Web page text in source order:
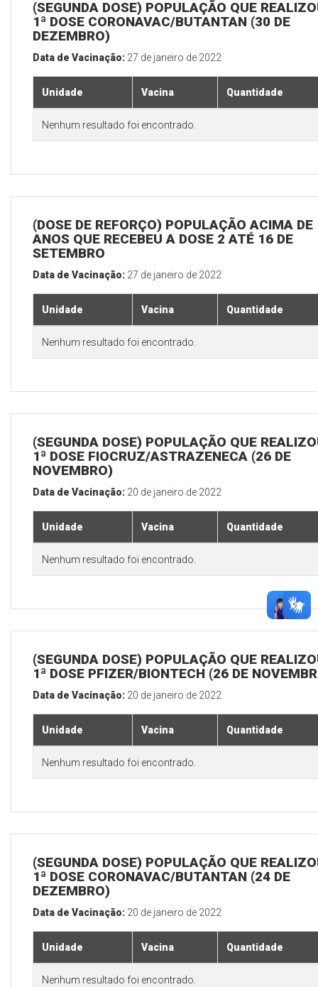
(SEGUNDA DOSE) POPULAÇÃO QUE
1ª DOSE CORONAVAC/BUTANTAN (30 DE
DEZEMBRO)
Data de Vacinação: 27 de janeiro de 2022
Unidade Vacina Quantidade
Nenhum resultado foi encontrado.
(DOSE DE REFORÇO) POPULAÇÃO ACIMA DE
ANOS QUE RECEBEU A DOSE 2 ATÉ 16 DE
SETEMBRO
Data de Vacinação: 27 de janeiro de 2022
Unidade Vacina Quantidade
Nenhum resultado foi encontrado.
(SEGUNDA DOSE) POPULAÇÃO QUE
1ª DOSE FIOCRUZ/ASTRAZENECA (26 DE
NOVEMBRO)
Data de Vacinação: 20 de janeiro de 2022
Unidade Vacina Quantidade
Nenhum resultado foi encontrado.
(SEGUNDA DOSE) POPULAÇÃO QUE
1ª DOSE PFIZER/BIONTECH (26 DE
Data de Vacinação: 20 de janeiro de 2022
Unidade Vacina Quantidade
Nenhum resultado foi encontrado.
(SEGUNDA DOSE) POPULAÇÃO QUE
1ª DOSE CORONAVAC/BUTANTAN (24 DE
DEZEMBRO)
Data de Vacinação: 20 de janeiro de 2022
Unidade Vacina Quantidade
Nenhum resultado foi encontrado.